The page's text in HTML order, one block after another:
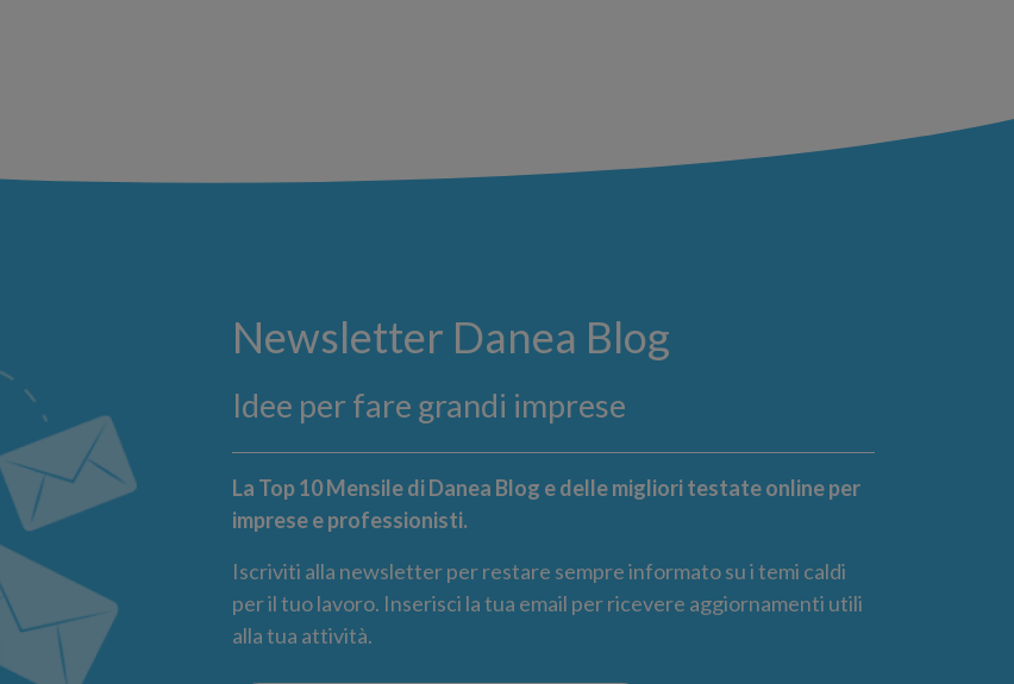
Newsletter Danea Blog
Idee per fare grandi imprese
La Top 10 Mensile di Danea Blog e delle migliori testate online per
imprese e professionisti.
Iscriviti alla newsletter per restare sempre informato su i temi caldi
per il tuo lavoro. Inserisci la tua email per ricevere aggiornamenti utili
alla tua attività.